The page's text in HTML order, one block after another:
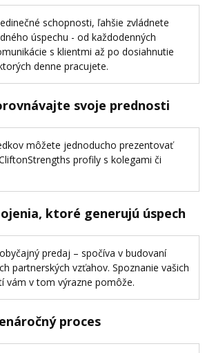
schopnosti, ľahšie zvládnete
úspechu - od každodenných
s klientmi až po dosiahnutie
denne pracujete.
svoje prednosti
môžete jednoducho prezentovať
profily s kolegami či
ktoré generujú úspech
predaj – spočíva v budovaní
partnerských vzťahov. Spoznanie vašich
vám v tom výrazne pomôže.
proces